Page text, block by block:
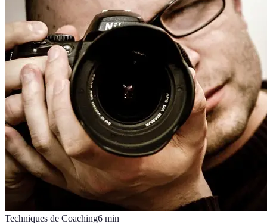
Techniques de Coaching6 min